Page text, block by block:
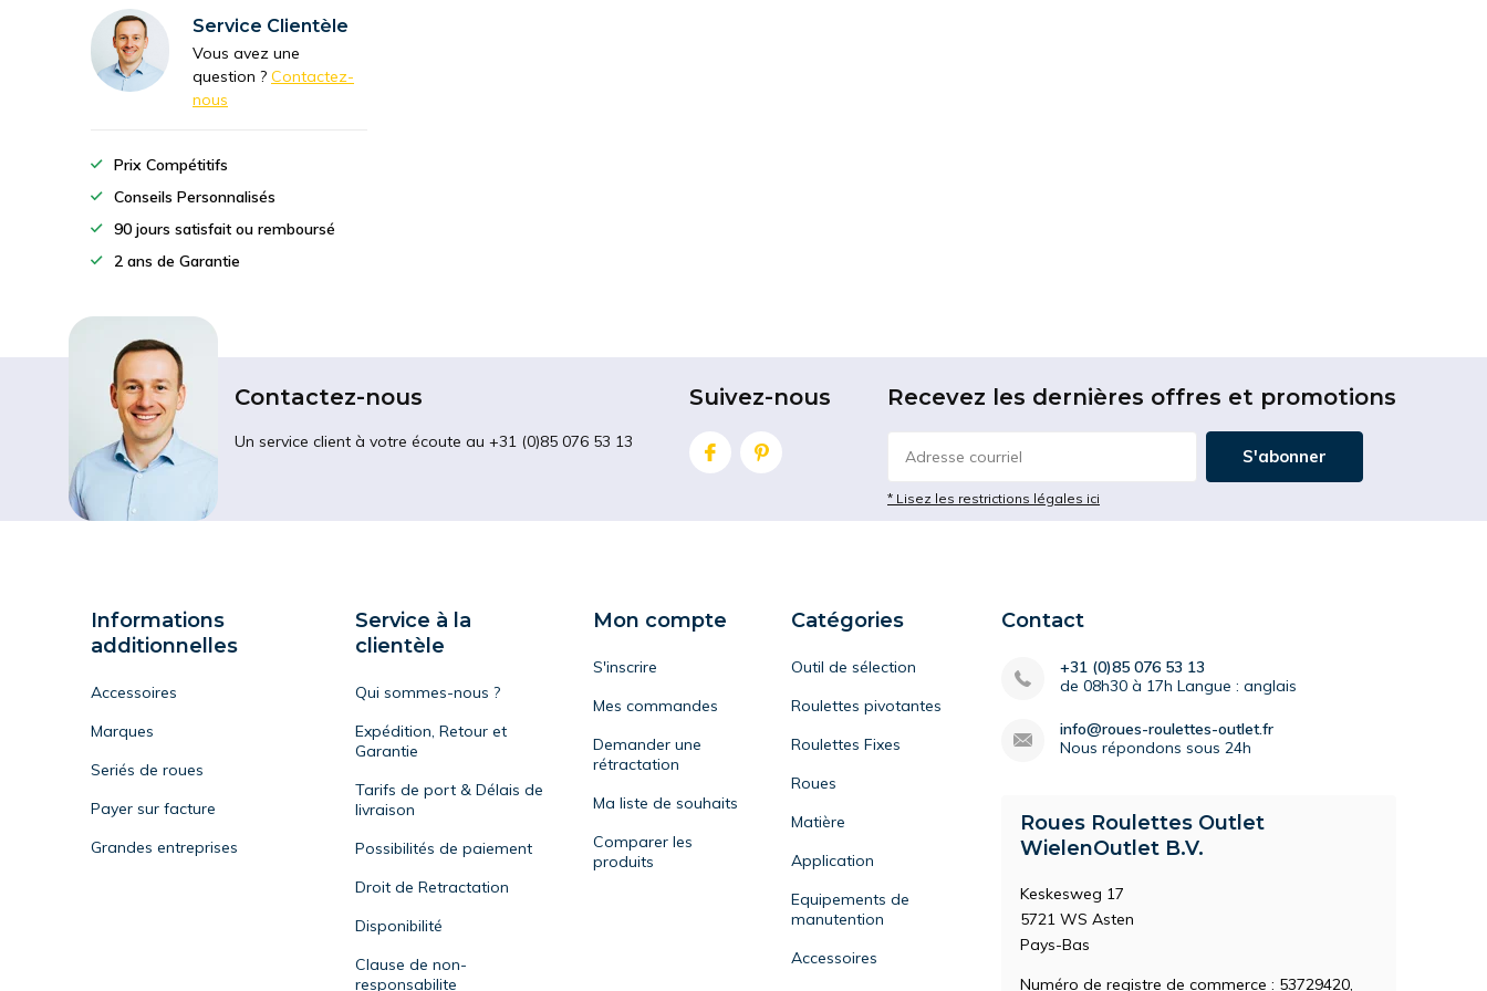
Service Clientèle
Vous avez une
question ? Contactez-
nous
Prix Compétitifs
Conseils Personnalisés
90 jours satisfait ou remboursé
2 ans de Garantie
Contactez-nous
Un service client à votre écoute au +31 (0)85 076 53 13
Suivez-nous Recevez les dernières offres et promotions
S'abonner
* Lisez les restrictions légales ici
Informations
additionnelles
Accessoires
Marques
Seriés de roues
Payer sur facture
Grandes entreprises
Service à la
clientèle
Qui sommes-nous ?
Expédition, Retour et
Garantie
Tarifs de port & Délais de
livraison
Possibilités de paiement
Droit de Retractation
Disponibilité
Clause de non-
responsabilite
Mon compte
S'inscrire
Mes commandes
Demander une
rétractation
Ma liste de souhaits
Comparer les
produits
Catégories
Outil de sélection
Roulettes pivotantes
Roulettes Fixes
Roues
Matière
Application
Equipements de
manutention
Accessoires
Contact
+31 (0)85 076 53 13
de 08h30 à 17h Langue : anglais
info@roues-roulettes-outlet.fr
Nous répondons sous 24h
Roues Roulettes Outlet
WielenOutlet B.V.
Keskesweg 17
5721 WS Asten
Pays-Bas
Numéro de registre de commerce : 53729420,